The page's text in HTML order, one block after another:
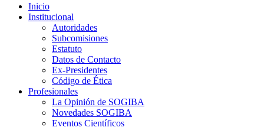
Inicio
Institucional
Autoridades
Subcomisiones
Estatuto
Datos de Contacto
Ex-Presidentes
Código de Ética
Profesionales
La Opinión de SOGIBA
Novedades SOGIBA
Eventos Científicos